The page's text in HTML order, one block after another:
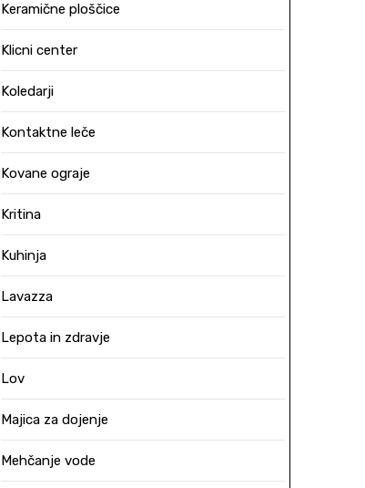
Keramične ploščice
Klicni center
Koledarji
Kontaktne leče
Kovane ograje
Kritina
Kuhinja
Lavazza
Lepota in zdravje
Lov
Majica za dojenje
Mehčanje vode